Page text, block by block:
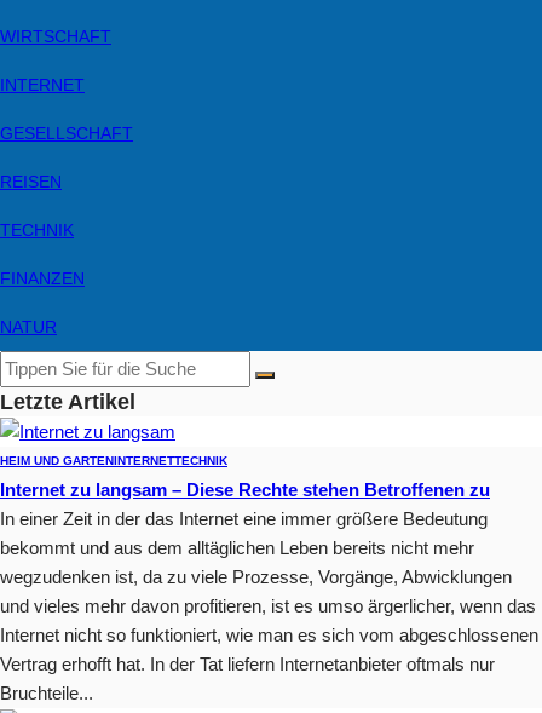
WIRTSCHAFT
INTERNET
GESELLSCHAFT
REISEN
TECHNIK
FINANZEN
NATUR
Letzte Artikel
HEIM UND GARTENINTERNETTECHNIK
Internet zu langsam – Diese Rechte stehen Betroffenen zu
In einer Zeit in der das Internet eine immer größere Bedeutung
bekommt und aus dem alltäglichen Leben bereits nicht mehr
wegzudenken ist, da zu viele Prozesse, Vorgänge, Abwicklungen
und vieles mehr davon profitieren, ist es umso ärgerlicher, wenn das
Internet nicht so funktioniert, wie man es sich vom abgeschlossenen
Vertrag erhofft hat. In der Tat liefern Internetanbieter oftmals nur
Bruchteile...